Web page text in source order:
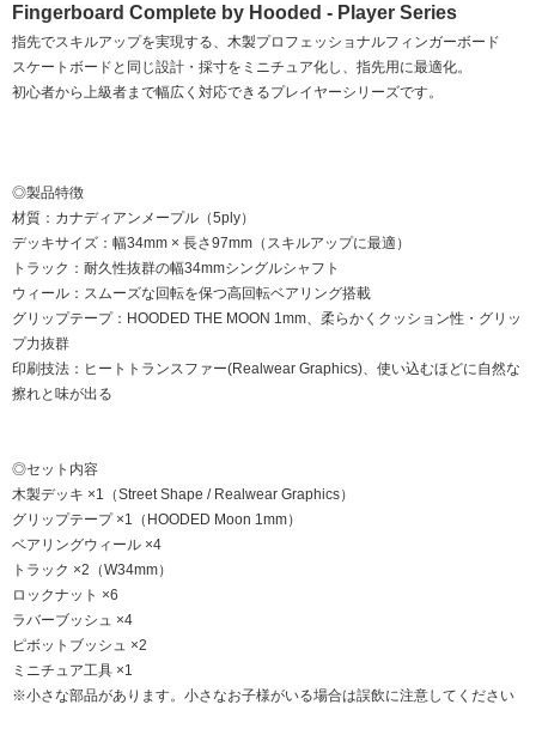
Fingerboard Complete by Hooded - Player Series
指先でスキルアップを実現する、木製プロフェッショナルフィンガーボード
スケートボードと同じ設計・採寸をミニチュア化し、指先用に最適化。
初心者から上級者まで幅広く対応できるプレイヤーシリーズです。
◎製品特徴
材質：カナディアンメープル（5ply）
デッキサイズ：幅34mm × 長さ97mm（スキルアップに最適）
トラック：耐久性抜群の幅34mmシングルシャフト
ウィール：スムーズな回転を保つ高回転ベアリング搭載
グリップテープ：HOODED THE MOON 1mm、柔らかくクッション性・グリッ
プ力抜群
印刷技法：ヒートトランスファー(Realwear Graphics)、使い込むほどに自然な
擦れと味が出る
◎セット内容
木製デッキ ×1（Street Shape / Realwear Graphics）
グリップテープ ×1（HOODED Moon 1mm）
ベアリングウィール ×4
トラック ×2（W34mm）
ロックナット ×6
ラバーブッシュ ×4
ピボットブッシュ ×2
ミニチュア工具 ×1
※小さな部品があります。小さなお子様がいる場合は誤飲に注意してください